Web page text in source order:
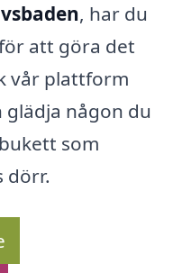
, har du
att göra det
vår plattform
någon du
som
dörr.